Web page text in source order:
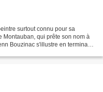
surtout connu pour sa
Montauban, qui prête son nom à
Bouzinac s'illustre en terminant